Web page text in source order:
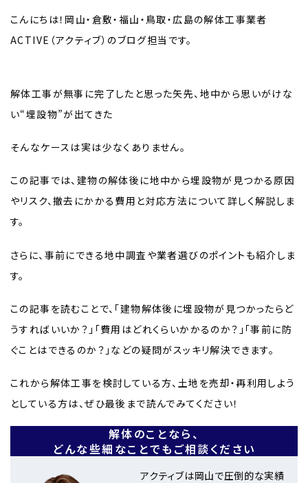
こんにちは！岡山・倉敷・福山・鳥取・広島の解体工事業者
ACTIVE（アクティブ）のブログ担当です。
解体工事が無事に完了したと思った矢先、地中から思いがけな
い“埋設物”が出てきた
そんなケースは実は少なくありません。
この記事では、建物の解体後に地中から埋設物が見つかる原因
やリスク、撤去にかかる費用と対応方法について詳しく解説しま
す。
さらに、事前にできる地中調査や業者選びのポイントも紹介しま
す。
この記事を読むことで、「建物解体後に埋設物が見つかったらど
うすればいいか？」「費用はどれくらいかかるのか？」「事前に防
ぐことはできるのか？」などの疑問がスッキリ解決できます。
これから解体工事を検討している方、土地を売却・再利用しよう
としている方は、ぜひ最後まで読んでみてください！
解体のことなら、
どんな些細なことでもご相談ください
アクティブは岡山で圧倒的な実績